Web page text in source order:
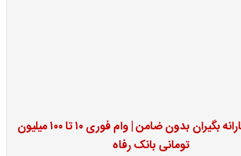
وام برای یارانه بگیران بدون ضامن | وام فوری ۱۰ تا ۱۰۰ میلیون
تومانی بانک رفاه